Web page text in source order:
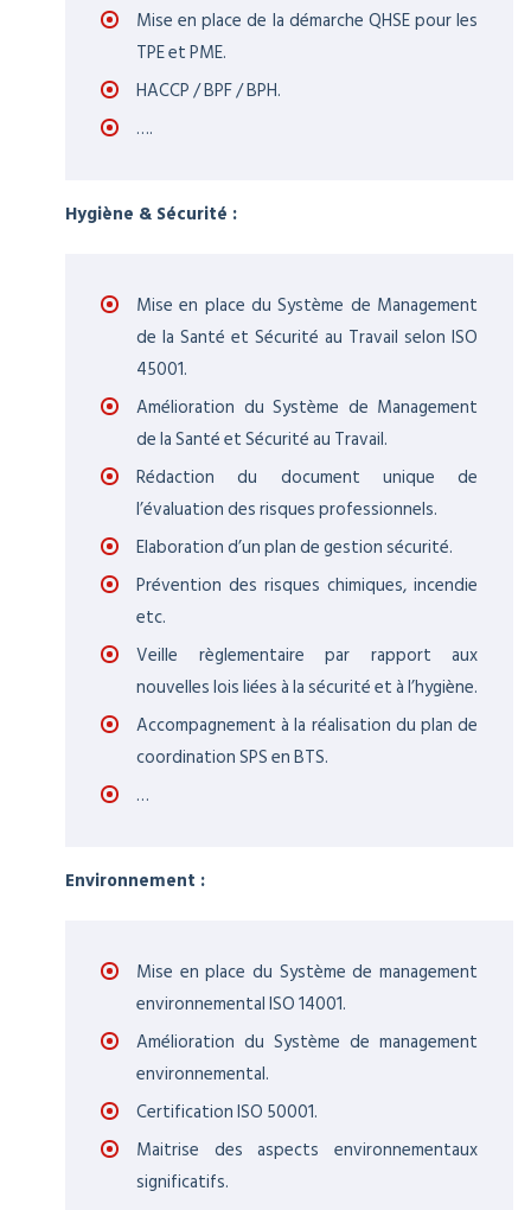
Mise en place de la démarche QHSE pour les
TPE et PME.
HACCP / BPF / BPH.
….
Hygiène & Sécurité :
Mise en place du Système de Management
de la Santé et Sécurité au Travail selon ISO
45001.
Amélioration du Système de Management
de la Santé et Sécurité au Travail.
Rédaction du document unique de
l’évaluation des risques professionnels.
Elaboration d’un plan de gestion sécurité.
Prévention des risques chimiques, incendie
etc.
Veille règlementaire par rapport aux
nouvelles lois liées à la sécurité et à l’hygiène.
Accompagnement à la réalisation du plan de
coordination SPS en BTS.
…
Environnement :
Mise en place du Système de management
environnemental ISO 14001.
Amélioration du Système de management
environnemental.
Certification ISO 50001.
Maitrise des aspects environnementaux
significatifs.